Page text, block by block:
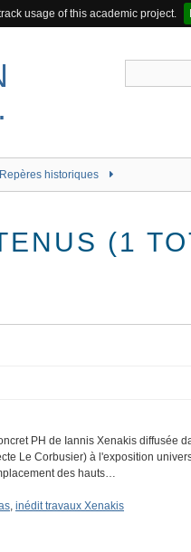
usage of this academic project.
Repères historiques
(1
PH de Iannis Xenakis diffusée
Le Corbusier) à l'exposition
des hauts…
, inédit travaux Xenakis